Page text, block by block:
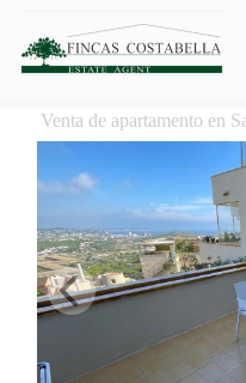
Venta de apartamento en